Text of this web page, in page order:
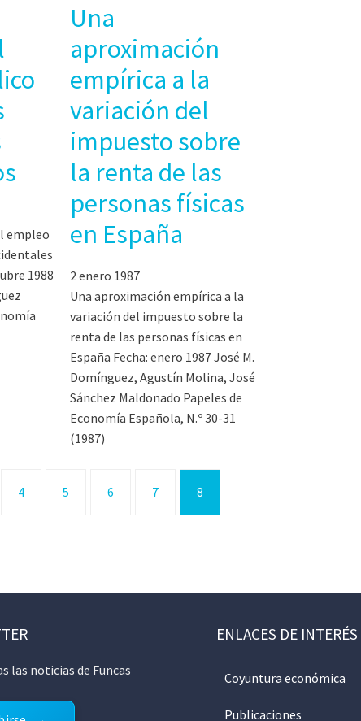
empleo
1988
Una
aproximación
empírica a la
variación del
impuesto sobre
la renta de las
personas físicas
en España
2 enero 1987
Una aproximación empírica a la
variación del impuesto sobre la
renta de las personas físicas en
España Fecha: enero 1987 José M.
Domínguez, Agustín Molina, José
Sánchez Maldonado Papeles de
Economía Española, N.º 30-31
(1987)
4 5 6 7 8
las noticias de Funcas
ENLACES DE INTERÉS
Coyuntura económica
Publicaciones